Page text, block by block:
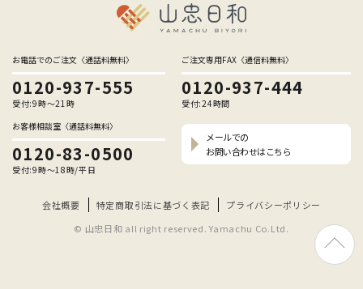
お電話でのご注文〈通話料無料〉
0120-937-555
受付:9時〜21時
ご注文専用FAX〈通信料無料〉
0120-937-444
受付:24時間
お客様相談室〈通話料無料〉
0120-83-0500
受付:9時〜18時/平日
メールでの
お問い合わせはこちら
会社概要 特定商取引法に基づく表記
プライバシーポリシー
© 山忠日和 all right reserved. Yamachu Co.Ltd.